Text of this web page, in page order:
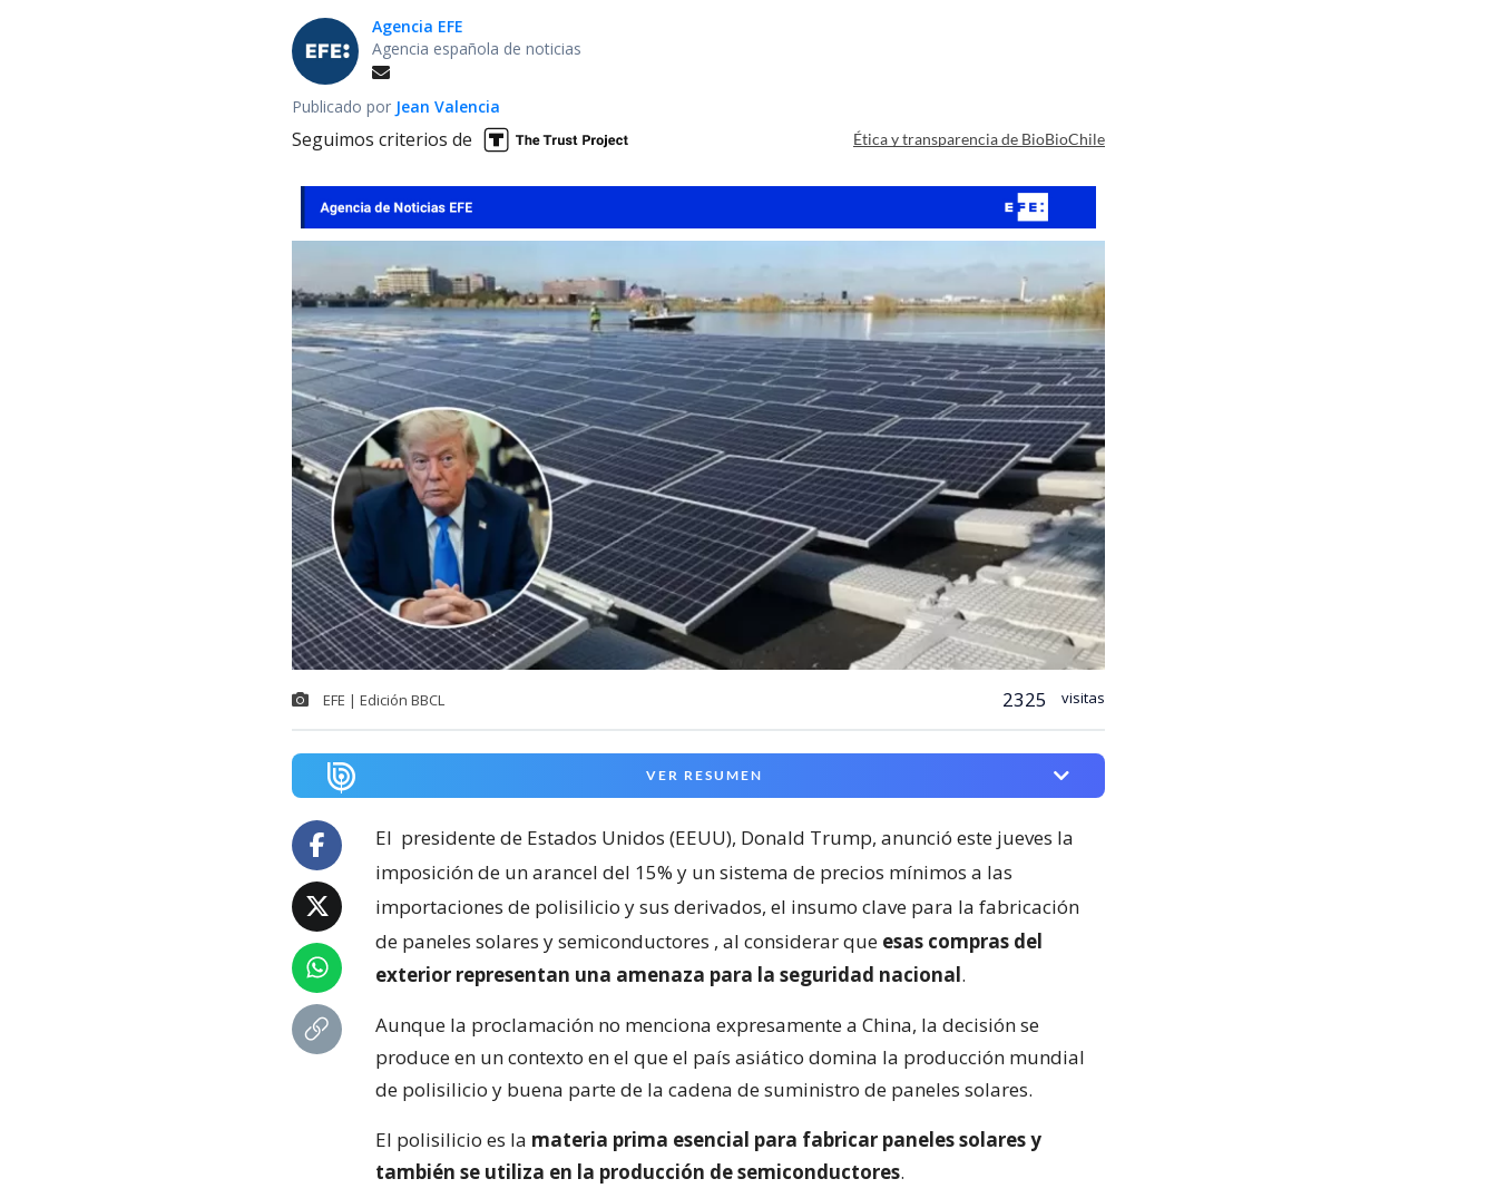
Agencia EFE
Agencia española de noticias
Publicado por Jean Valencia
Seguimos criterios de Ética y transparencia de BioBioChile
EFE | Edición BBCL 2325 visitas
VER RESUMEN
El presidente de Estados Unidos (EEUU), Donald Trump, anunció este jueves la
imposición de un arancel del 15% y un sistema de precios mínimos a las
importaciones de polisilicio y sus derivados, el insumo clave para la fabricación
de paneles solares y semiconductores , al considerar que esas compras del
exterior representan una amenaza para la seguridad nacional.
Aunque la proclamación no menciona expresamente a China, la decisión se
produce en un contexto en el que el país asiático domina la producción mundial
de polisilicio y buena parte de la cadena de suministro de paneles solares.
El polisilicio es la materia prima esencial para fabricar paneles solares y
también se utiliza en la producción de semiconductores.